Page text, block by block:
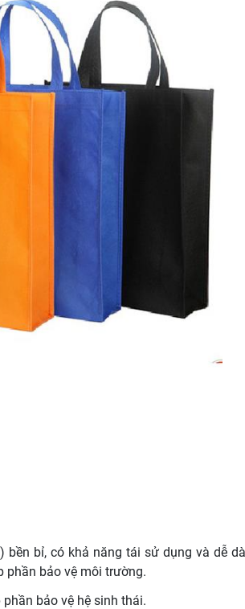
bỉ, có khả năng tái sử dụng và dễ
phần bảo vệ môi trường.
bảo vệ hệ sinh thái.